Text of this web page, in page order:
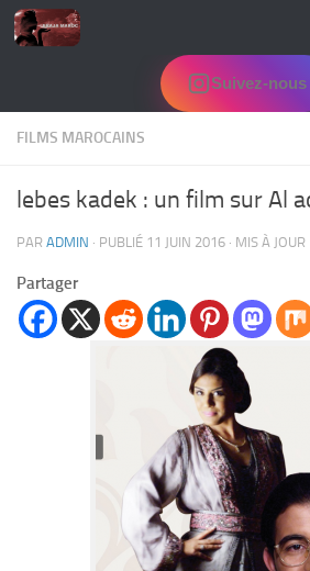
Skip to content
Suivez-nous
FILMS MAROCAINS
PAR ADMIN · PUBLIÉ 11 JUIN 2016 · MIS À JOUR
Partager